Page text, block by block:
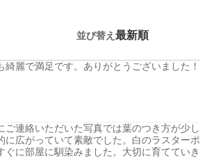
並び替え 最新順
麗で満足です。ありがとうございました！
連絡いただいた写真では葉のつき方が少し
広がっていて素敵でした。白のラスターポ
に部屋に馴染みました。大切に育てていき